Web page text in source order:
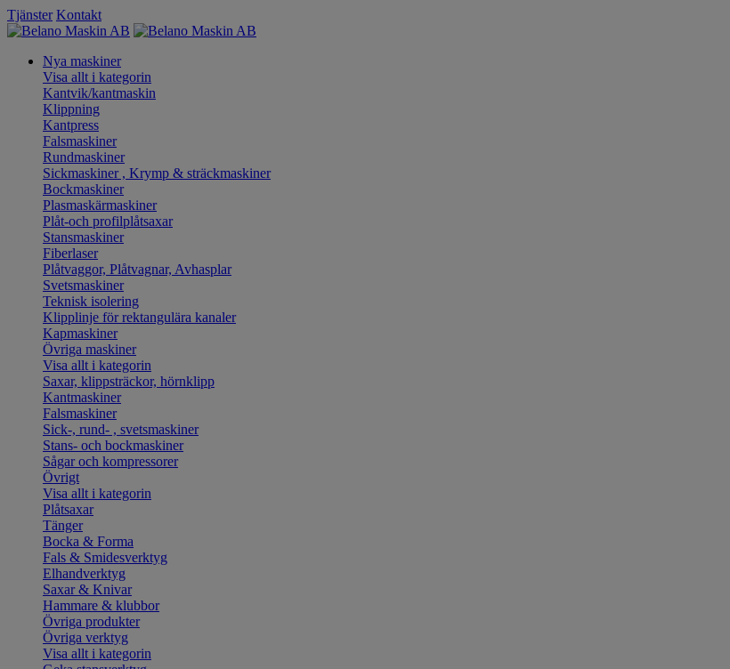
Tjänster Kontakt
Nya maskiner
Visa allt i kategorin
Kantvik/kantmaskin
Klippning
Kantpress
Falsmaskiner
Rundmaskiner
Sickmaskiner , Krymp & sträckmaskiner
Bockmaskiner
Plasmaskärmaskiner
Plåt-och profilplåtsaxar
Stansmaskiner
Fiberlaser
Plåtvaggor, Plåtvagnar, Avhasplar
Svetsmaskiner
Teknisk isolering
Klipplinje för rektangulära kanaler
Kapmaskiner
Övriga maskiner
Visa allt i kategorin
Saxar, klippsträckor, hörnklipp
Kantmaskiner
Falsmaskiner
Sick-, rund- , svetsmaskiner
Stans- och bockmaskiner
Sågar och kompressorer
Övrigt
Visa allt i kategorin
Plåtsaxar
Tänger
Bocka & Forma
Fals & Smidesverktyg
Elhandverktyg
Saxar & Knivar
Hammare & klubbor
Övriga produkter
Övriga verktyg
Visa allt i kategorin